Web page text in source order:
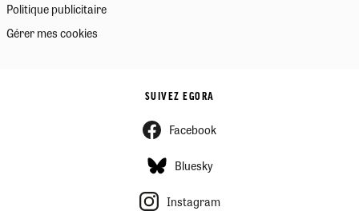
Politique publicitaire
Gérer mes cookies
SUIVEZ EGORA
Facebook
Bluesky
Instagram